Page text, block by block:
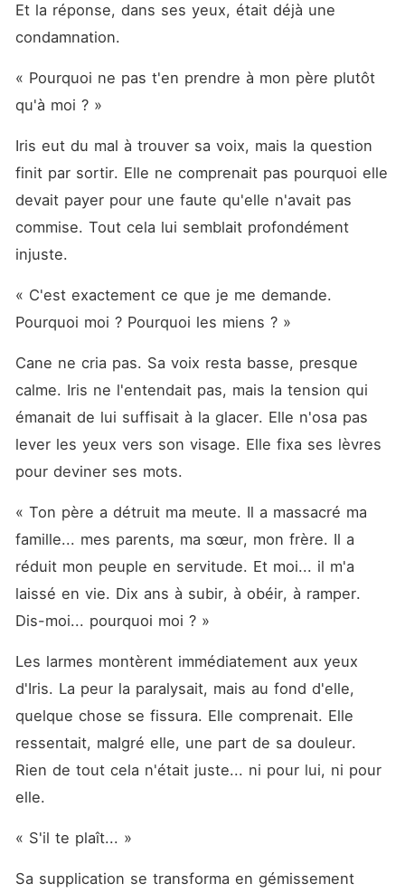
Et la réponse, dans ses yeux, était déjà une
condamnation.
« Pourquoi ne pas t'en prendre à mon père plutôt
qu'à moi ? »
Iris eut du mal à trouver sa voix, mais la question
finit par sortir. Elle ne comprenait pas pourquoi elle
devait payer pour une faute qu'elle n'avait pas
commise. Tout cela lui semblait profondément
injuste.
« C'est exactement ce que je me demande.
Pourquoi moi ? Pourquoi les miens ? »
Cane ne cria pas. Sa voix resta basse, presque
calme. Iris ne l'entendait pas, mais la tension qui
émanait de lui suffisait à la glacer. Elle n'osa pas
lever les yeux vers son visage. Elle fixa ses lèvres
pour deviner ses mots.
« Ton père a détruit ma meute. Il a massacré ma
famille... mes parents, ma sœur, mon frère. Il a
réduit mon peuple en servitude. Et moi... il m'a
laissé en vie. Dix ans à subir, à obéir, à ramper.
Dis-moi... pourquoi moi ? »
Les larmes montèrent immédiatement aux yeux
d'Iris. La peur la paralysait, mais au fond d'elle,
quelque chose se fissura. Elle comprenait. Elle
ressentait, malgré elle, une part de sa douleur.
Rien de tout cela n'était juste... ni pour lui, ni pour
elle.
« S'il te plaît... »
Sa supplication se transforma en gémissement